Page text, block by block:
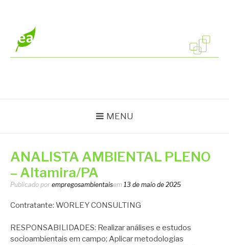
conteúdo
MENU
ANALISTA AMBIENTAL PLENO
– Altamira/PA
Publicado por empregosambientaisem 13 de maio de 2025
Contratante: WORLEY CONSULTING
RESPONSABILIDADES: Realizar análises e estudos
socioambientais em campo; Aplicar metodologias